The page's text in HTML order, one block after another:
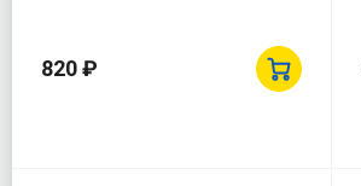
820 ₽